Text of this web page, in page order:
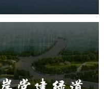
党建绿道